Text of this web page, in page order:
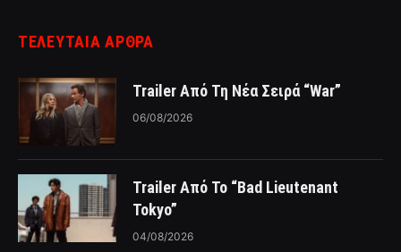
ΤΕΛΕΥΤΑΙΑ ΑΡΘΡΑ
Trailer Από Τη Νέα Σειρά “War”
06/08/2026
Trailer Από Το “Bad Lieutenant
Tokyo”
04/08/2026